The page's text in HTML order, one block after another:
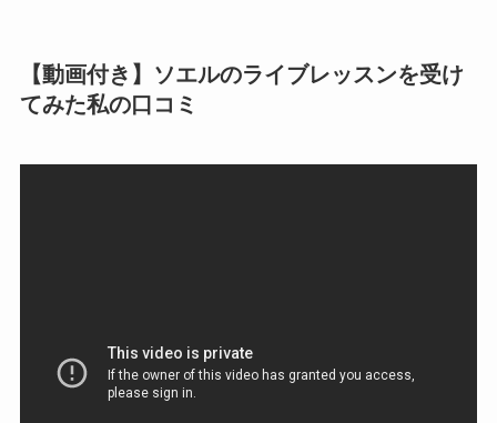
【動画付き】ソエルのライブレッスンを受け
てみた私の口コミ